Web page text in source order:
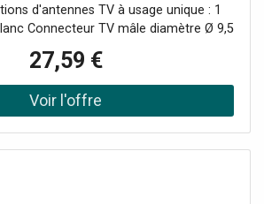
d'antennes TV à usage unique : 1
Connecteur TV mâle diamètre Ø 9,5
et LN4703C - LN4704 et LN4704C -
LN4707 et LN4707C
27,59 €